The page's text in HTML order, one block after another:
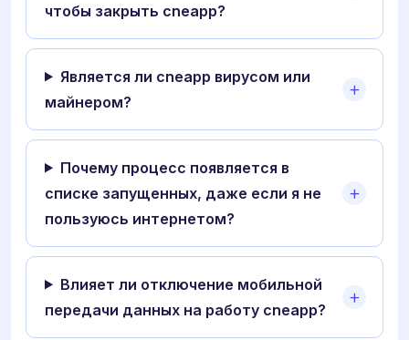
чтобы закрыть cneapp?
Является ли cneapp вирусом или
майнером?
Почему процесс появляется в
списке запущенных, даже если я не
пользуюсь интернетом?
Влияет ли отключение мобильной
передачи данных на работу cneapp?